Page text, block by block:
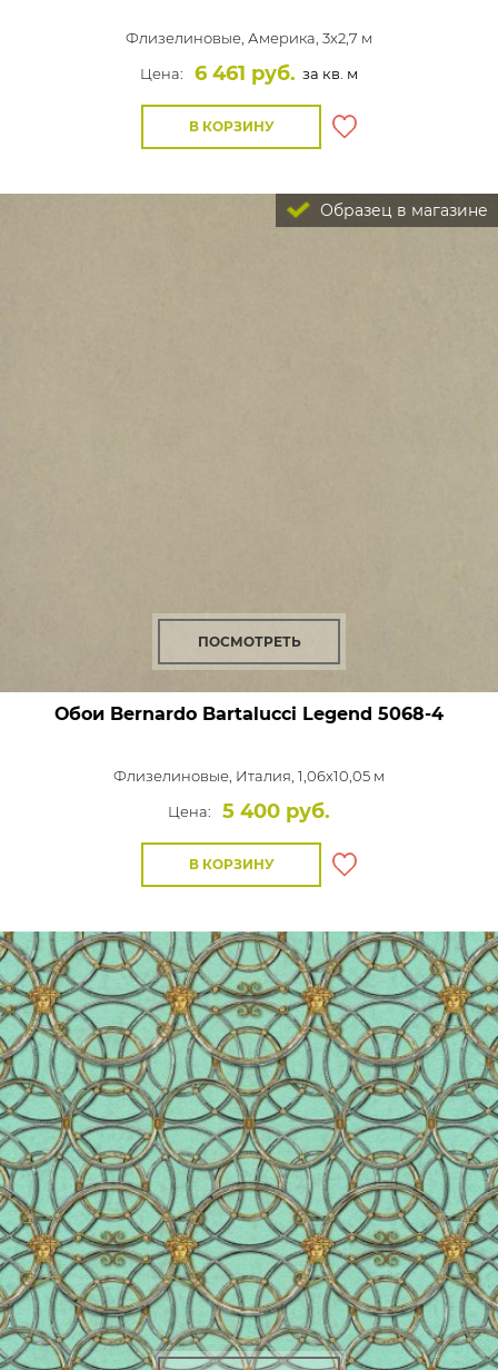
Флизелиновые, Америка, 3x2,7 м
Цена:
6 461 руб. за кв. м
В КОРЗИНУ
Образец в магазине
ПОСМОТРЕТЬ
Обои Bernardo Bartalucci Legend 5068-4
Флизелиновые, Италия, 1,06x10,05 м
Цена:
5 400 руб.
В КОРЗИНУ